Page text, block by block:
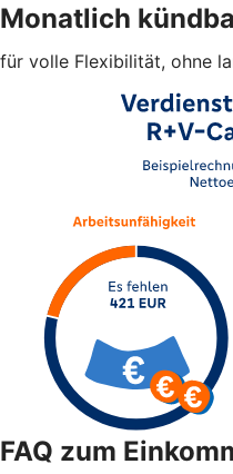
Monatlich
für volle Flexibilität, ohne
FAQ zum